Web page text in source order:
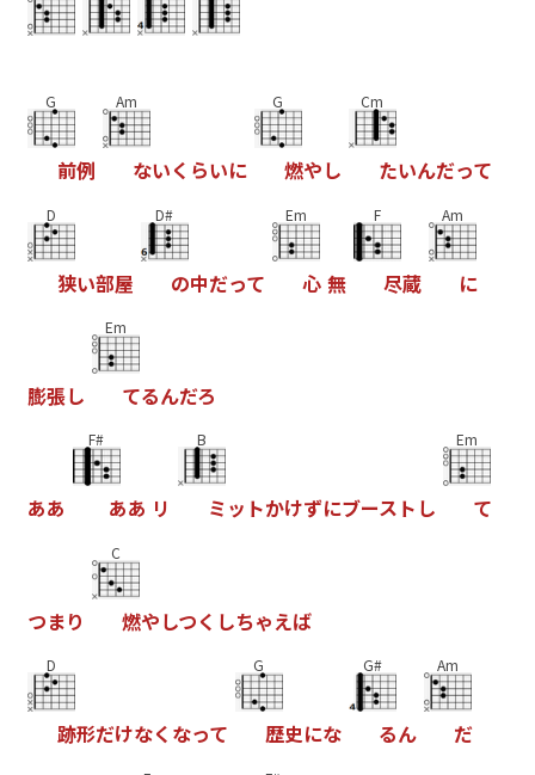
G
前例
Am
ないく らいに
G
燃やし
Cm
たいんだって
D
狭い部屋
D#
の中だって
Em
心 無
F
尽蔵
Am
に
膨張し
Em
てるんだろ
ああ
F#
ああ リ
B
ミッ トかけずにブース ト し
Em
て
つまり
C
燃やしつく しちゃえば
D
跡形だけなく なって
G
歴史にな
G#
るん
Am
だ